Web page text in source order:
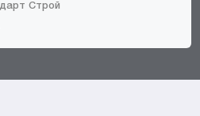
Строй